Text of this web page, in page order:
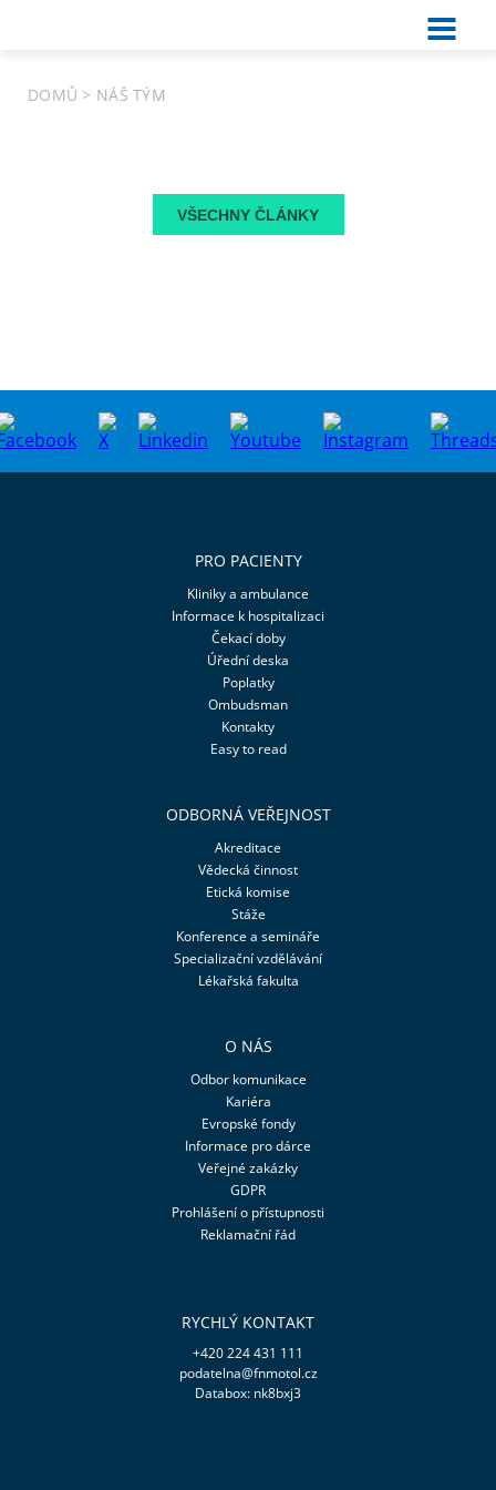
DOMŮ > NÁŠ TÝM
VŠECHNY ČLÁNKY
PRO PACIENTY
Kliniky a ambulance
Informace k hospitalizaci
Čekací doby
Úřední deska
Poplatky
Ombudsman
Kontakty
Easy to read
ODBORNÁ VEŘEJNOST
Akreditace
Vědecká činnost
Etická komise
Stáže
Konference a semináře
Specializační vzdělávání
Lékařská fakulta
O NÁS
Odbor komunikace
Kariéra
Evropské fondy
Informace pro dárce
Veřejné zakázky
GDPR
Prohlášení o přístupnosti
Reklamační řád
RYCHLÝ KONTAKT
+420 224 431 111
podatelna@fnmotol.cz
Databox: nk8bxj3